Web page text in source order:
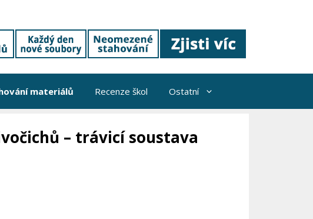
materiálů Recenze škol Ostatní
– trávicí soustava